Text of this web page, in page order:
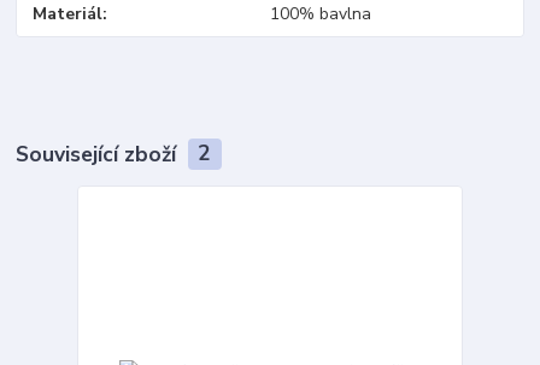
Materiál 100% bavlna
Související zboží 2